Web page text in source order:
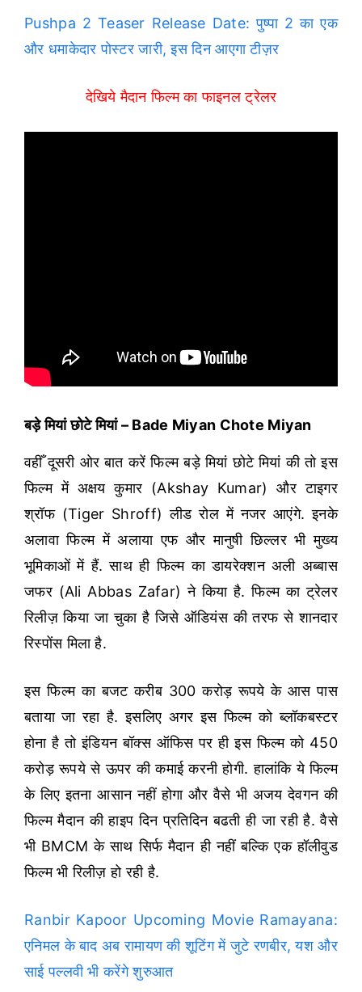
Pushpa 2 Teaser Release Date: पुष्पा 2 का एक
और धमाकेदार पोस्टर जारी, इस दिन आएगा टीज़र
देखिये मैदान फिल्म का फाइनल ट्रेलर
बड़े मियां छोटे मियां – Bade Miyan Chote Miyan
वहीँ दूसरी ओर बात करें फिल्म बड़े मियां छोटे मियां की तो इस
फिल्म में अक्षय कुमार (Akshay Kumar) और टाइगर
श्रॉफ (Tiger Shroff) लीड रोल में नजर आएंगे. इनके
अलावा फिल्म में अलाया एफ और मानुषी छिल्लर भी मुख्य
भूमिकाओं में हैं. साथ ही फिल्म का डायरेक्शन अली अब्बास
जफर (Ali Abbas Zafar) ने किया है. फिल्म का ट्रेलर
रिलीज़ किया जा चुका है जिसे ऑडियंस की तरफ से शानदार
रिस्पोंस मिला है.
इस फिल्म का बजट करीब 300 करोड़ रूपये के आस पास
बताया जा रहा है. इसलिए अगर इस फिल्म को ब्लॉकबस्टर
होना है तो इंडियन बॉक्स ऑफिस पर ही इस फिल्म को 450
करोड़ रूपये से ऊपर की कमाई करनी होगी. हालांकि ये फिल्म
के लिए इतना आसान नहीं होगा और वैसे भी अजय देवगन की
फिल्म मैदान की हाइप दिन प्रतिदिन बढती ही जा रही है. वैसे
भी BMCM के साथ सिर्फ मैदान ही नहीं बल्कि एक हॉलीवुड
फिल्म भी रिलीज़ हो रही है.
Ranbir Kapoor Upcoming Movie Ramayana:
एनिमल के बाद अब रामायण की शूटिंग में जुटे रणबीर, यश और
साई पल्लवी भी करेंगे शुरुआत